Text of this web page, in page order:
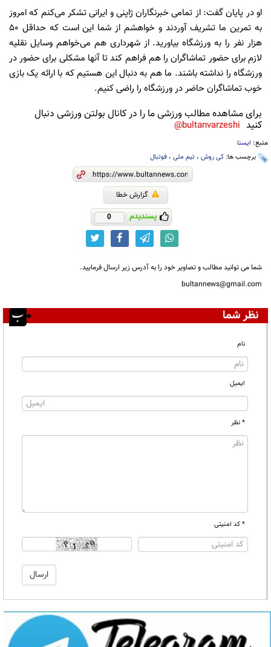
او در پایان گفت: از تمامی خبرنگاران ژاپنی و ایرانی تشکر می‌کنم که امروز
به تمرین ما تشریف آوردند و خواهشم از شما این است که حداقل 50
هزار نفر را به ورزشگاه بیاورید. از شهرداری هم می‌خواهم وسایل نقلیه
لازم برای حضور تماشاگران را هم فراهم کند تا آنها مشکلی برای حضور در
ورزشگاه را نداشته باشند. ما هم به دنبال این هستیم که با ارائه یک بازی
خوب تماشاگران حاضر در ورزشگاه را راضی کنیم.
برای مشاهده مطالب ورزشی ما را در کانال بولتن ورزشی دنبال
کنید bultanvarzeshi@
منبع: ایسنا
برچسب ها: کی روش ، تیم ملی ، فوتبال
گزارش خطا
پسندیدم 0
شما می توانید مطالب و تصاویر خود را به آدرس زیر ارسال فرمایید.
bultannews@gmail.com
نظر شما
نام
ایمیل
* نظر
* کد امنیتی